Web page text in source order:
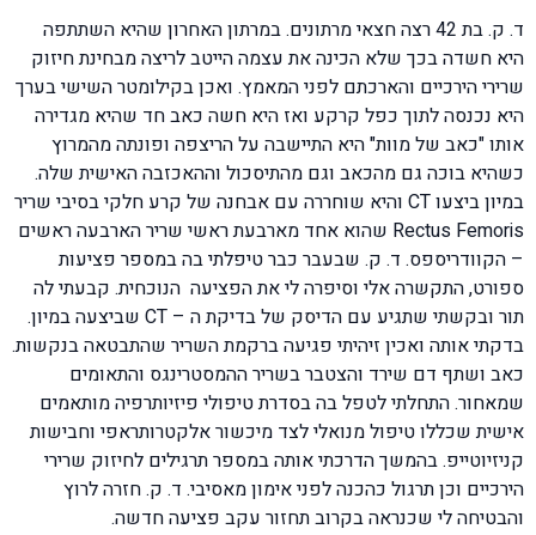
ד. ק. בת 42 רצה חצאי מרתונים. במרתון האחרון שהיא השתתפה
היא חשדה בכך שלא הכינה את עצמה הייטב לריצה מבחינת חיזוק
שרירי הירכיים והארכתם לפני המאמץ. ואכן בקילומטר השישי בערך
היא נכנסה לתוך כפל קרקע ואז היא חשה כאב חד שהיא מגדירה
אותו "כאב של מוות" היא התיישבה על הריצפה ופונתה מהמרוץ
כשהיא בוכה גם מהכאב וגם מהתיסכול וההאכזבה האישית שלה.
במיון ביצעו CT והיא שוחררה עם אבחנה של קרע חלקי בסיבי שריר
Rectus Femoris שהוא אחד מארבעת ראשי שריר הארבעה ראשים
– הקוודריספס. ד. ק. שבעבר כבר טיפלתי בה במספר פציעות
ספורט, התקשרה אלי וסיפרה לי את הפציעה הנוכחית. קבעתי לה
תור ובקשתי שתגיע עם הדיסק של בדיקת ה – CT שביצעה במיון.
בדקתי אותה ואכין זיהיתי פגיעה ברקמת השריר שהתבטאה בנקשות.
כאב ושתף דם שירד והצטבר בשריר ההמסטרינגס והתאומים
שמאחור. התחלתי לטפל בה בסדרת טיפולי פיזיותרפיה מותאמים
אישית שכללו טיפול מנואלי לצד מיכשור אלקטרותראפי וחבישות
קניזיוטייפ. בהמשך הדרכתי אותה במספר תרגילים לחיזוק שרירי
הירכיים וכן תרגול כהכנה לפני אימון מאסיבי. ד. ק. חזרה לרוץ
והבטיחה לי שכנראה בקרוב תחזור עקב פציעה חדשה.